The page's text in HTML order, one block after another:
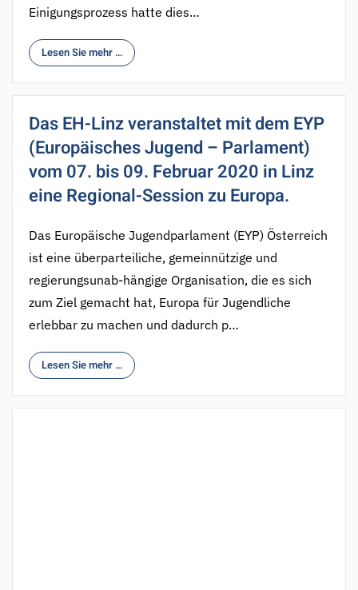
Einigungsprozess hatte dies…
Lesen Sie mehr …
Das EH-Linz veranstaltet mit dem EYP
(Europäisches Jugend – Parlament)
vom 07. bis 09. Februar 2020 in Linz
eine Regional-Session zu Europa.
Das Europäische Jugendparlament (EYP) Österreich
ist eine überparteiliche, gemeinnützige und
regierungsunab-hängige Organisation, die es sich
zum Ziel gemacht hat, Europa für Jugendliche
erlebbar zu machen und dadurch p…
Lesen Sie mehr …